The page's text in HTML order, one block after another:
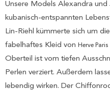
Unsere Models Alexandra und
kubanisch-entspannten
Lin-Riehl kümmerte sich um
fabelhaftes Kleid von Herve Paris
Oberteil ist vom tiefen
Perlen verziert. Außerdem
lebendig wirken. Der